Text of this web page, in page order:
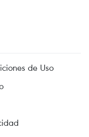
de Uso